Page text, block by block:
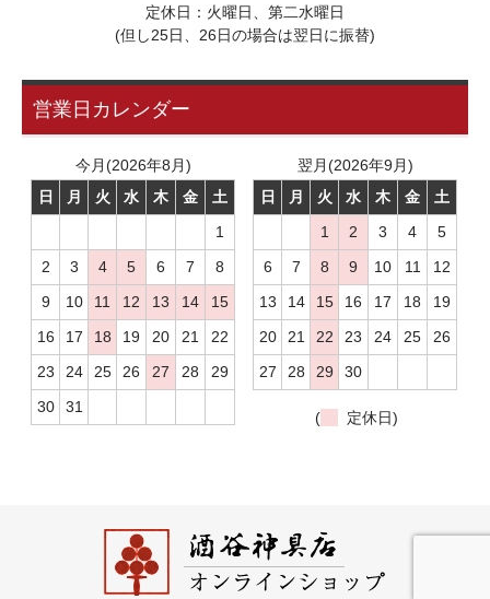
定休日：火曜日、第二水曜日
(但し25日、26日の場合は翌日に振替)
営業日カレンダー
今月(2026年8月)
日
月 火 水 木 金
土
1
2
3 4 5 6 7
8
9
10 11 12 13 14
15
16
17 18 19 20 21
22
23
24 25 26 27 28
29
30
31
翌月(2026年9月)
日
月 火 水 木 金
土
1
2 3 4
5
6
7 8 9 10 11
12
13
14 15 16 17 18
19
20
21 22 23 24 25
26
27
28 29 30
( 定休日)